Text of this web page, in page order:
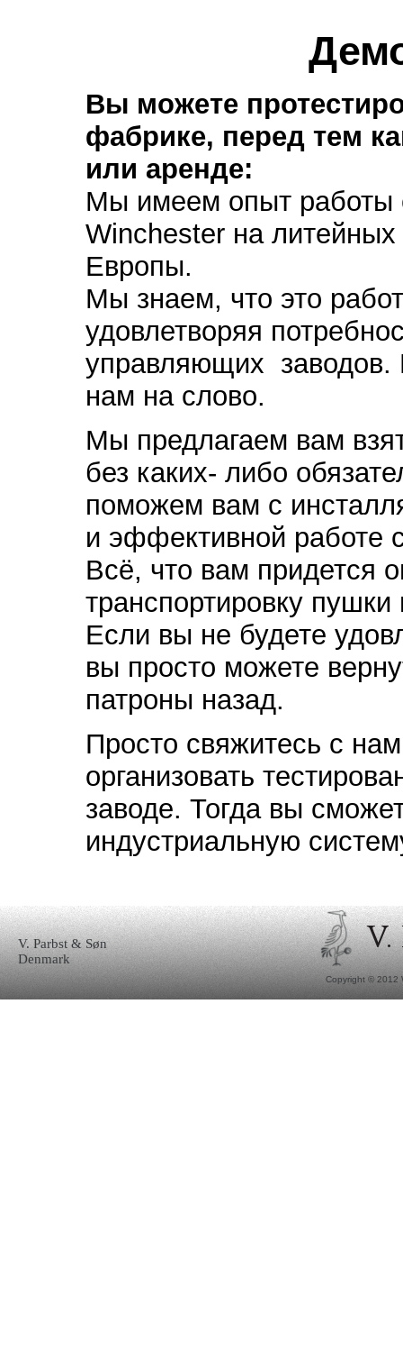
Вы можете
фабрике, перед тем
или аренде:
Мы имеем опыт работы
Winchester на
Европы.
Мы знаем, что это
удовлетворяя
управляющих заводов.
нам на слово.
Мы предлагаем вам
без каких- либо
поможем вам с
и эффективной работе
Всё, что вам придется
транспортировку
Если вы не будете
вы просто можете
патроны назад.
Просто свяжитесь с
организовать
заводе. Тогда вы
индустриальную
V. Parbst & Søn
Denmark
Copyright © 2012